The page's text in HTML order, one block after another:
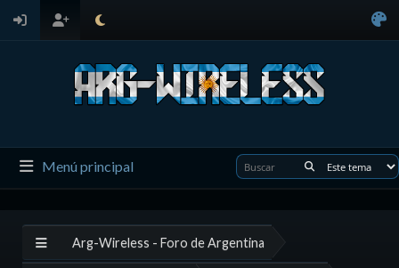
Menú principal
Arg-Wireless - Foro de Argentina